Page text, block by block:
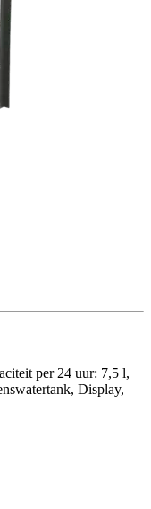
per 24 uur: 7,5 l,
Display,